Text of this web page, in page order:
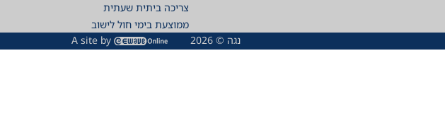
צריכה ביתית שעתית
ממוצעת בימי חול לישוב
A site by נגה © 2026